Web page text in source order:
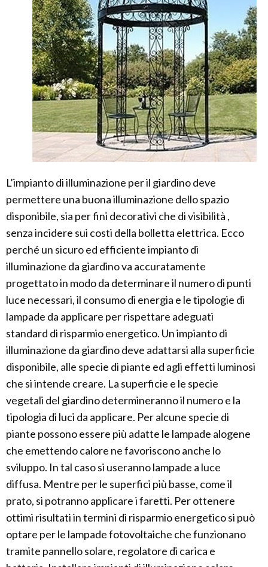
L’impianto di illuminazione per il giardino deve
permettere una buona illuminazione dello spazio
disponibile, sia per fini decorativi che di visibilità ,
senza incidere sui costi della bolletta elettrica. Ecco
perché un sicuro ed efficiente impianto di
illuminazione da giardino va accuratamente
progettato in modo da determinare il numero di punti
luce necessari, il consumo di energia e le tipologie di
lampade da applicare per rispettare adeguati
standard di risparmio energetico. Un impianto di
illuminazione da giardino deve adattarsi alla superficie
disponibile, alle specie di piante ed agli effetti luminosi
che si intende creare. La superficie e le specie
vegetali del giardino determineranno il numero e la
tipologia di luci da applicare. Per alcune specie di
piante possono essere più adatte le lampade alogene
che emettendo calore ne favoriscono anche lo
sviluppo. In tal caso si useranno lampade a luce
diffusa. Mentre per le superfici più basse, come il
prato, si potranno applicare i faretti. Per ottenere
ottimi risultati in termini di risparmio energetico si può
optare per le lampade fotovoltaiche che funzionano
tramite pannello solare, regolatore di carica e